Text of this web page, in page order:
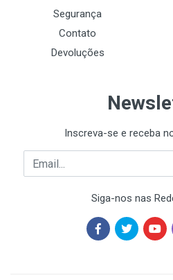
Segurança
Contato
Devoluções
Inscreva-se e receba
Email
Siga-nos nas